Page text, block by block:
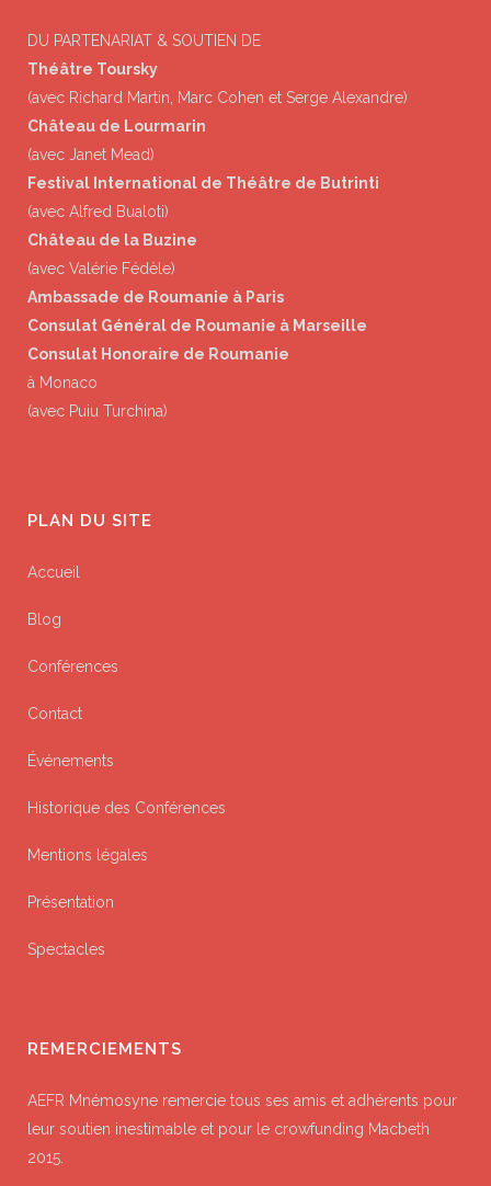
DU PARTENARIAT & SOUTIEN DE
Théâtre Toursky
(avec Richard Martin, Marc Cohen et Serge Alexandre)
Château de Lourmarin
(avec Janet Mead)
Festival International de Théâtre de Butrinti
(avec Alfred Bualoti)
Château de la Buzine
(avec Valérie Fédèle)
Ambassade de Roumanie à Paris
Consulat Général de Roumanie à Marseille
Consulat Honoraire de Roumanie
à Monaco
(avec Puiu Turchina)
PLAN DU SITE
Accueil
Blog
Conférences
Contact
Événements
Historique des Conférences
Mentions légales
Présentation
Spectacles
REMERCIEMENTS
AEFR Mnémosyne remercie tous ses amis et adhérents pour
leur soutien inestimable et pour le crowfunding Macbeth
2015.